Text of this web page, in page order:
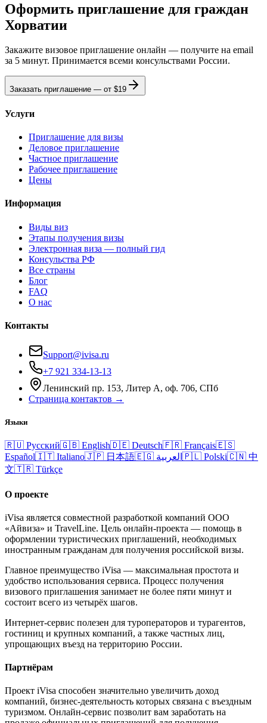
Оформить приглашение для граждан
Хорватии
Закажите визовое приглашение онлайн — получите на email
за 5 минут. Принимается всеми консульствами России.
Заказать приглашение — от $19
Услуги
Приглашение для визы
Деловое приглашение
Частное приглашение
Рабочее приглашение
Цены
Информация
Виды виз
Этапы получения визы
Электронная виза — полный гид
Консульства РФ
Все страны
Блог
FAQ
О нас
Контакты
Support@ivisa.ru
+7 921 334-13-13
Ленинский пр. 153, Литер А, оф. 706, СПб
Страница контактов →
Языки
🇷🇺 Русский🇬🇧 English🇩🇪 Deutsch🇫🇷 Français🇪🇸
Español🇮🇹 Italiano🇯🇵 日本語🇪🇬 العربية 🇵🇱 Polski🇨🇳 中
文🇹🇷 Türkçe
О проекте
iVisa является совместной разработкой компаний ООО
«Айвиза» и TravelLine. Цель онлайн-проекта — помощь в
оформлении туристических приглашений, необходимых
иностранным гражданам для получения российской визы.
Главное преимущество iVisa — максимальная простота и
удобство использования сервиса. Процесс получения
визового приглашения занимает не более пяти минут и
состоит всего из четырёх шагов.
Интернет-сервис полезен для туроператоров и турагентов,
гостиниц и крупных компаний, а также частных лиц,
упрощающих въезд на территорию России.
Партнёрам
Проект iVisa способен значительно увеличить доход
компаний, бизнес-деятельность которых связана с въездным
туризмом. Онлайн-сервис позволит вам заработать на